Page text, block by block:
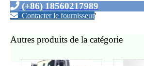
(+86) 18560217989
Contacter le fournisseur'
Autres produits de la catégorie